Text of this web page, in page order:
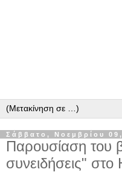
Σάββατο, Νοεμβρίου
Παρουσίαση του
συνειδήσεις"